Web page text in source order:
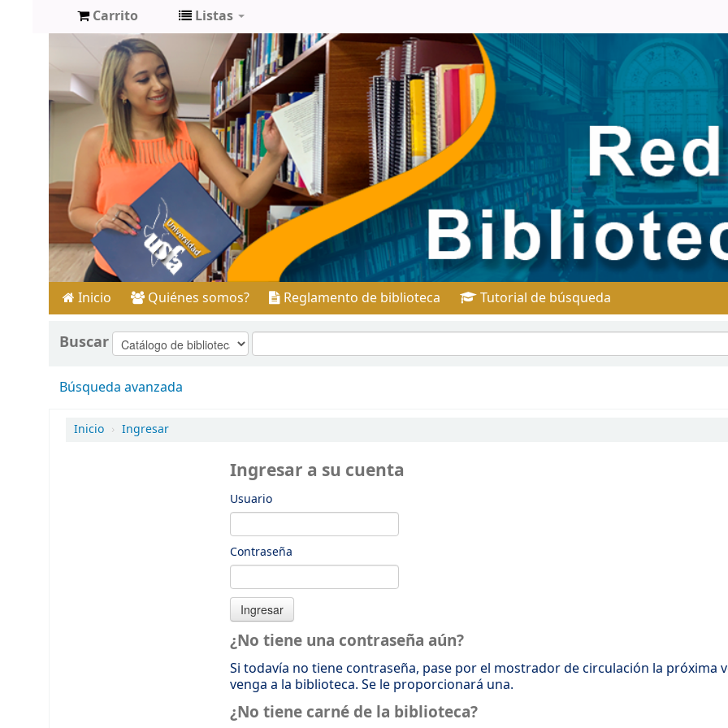
Carrito Listas
Inicio Quiénes somos? Reglamento de biblioteca Tutorial de búsqueda
Buscar
Búsqueda avanzada
Inicio › Ingresar
Ingresar a su cuenta
Usuario
Contraseña
¿No tiene una contraseña aún?
Si todavía no tiene contraseña, pase por el mostrador de circulación la próxima
venga a la biblioteca. Se le proporcionará una.
¿No tiene carné de la biblioteca?